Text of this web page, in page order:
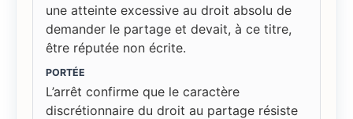
une atteinte excessive au droit absolu de
demander le partage et devait, à ce titre,
être réputée non écrite.
PORTÉE
L’arrêt confirme que le caractère
discrétionnaire du droit au partage résiste